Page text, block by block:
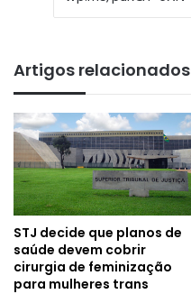
Artigos relacionados
STJ decide que planos de
saúde devem cobrir
cirurgia de feminização
para mulheres trans